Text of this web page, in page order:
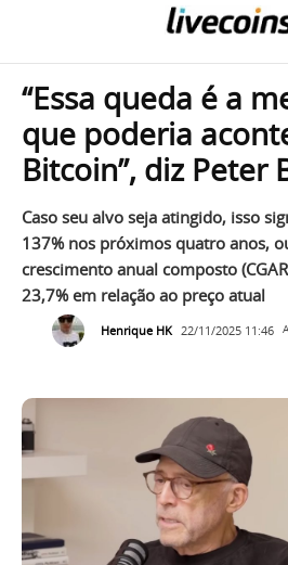
“Essa queda é a
que poderia
Bitcoin”, diz Peter
Caso seu alvo seja atingido, isso
137% nos próximos quatro anos,
crescimento anual composto
23,7% em relação ao preço atual
Henrique HK 22/11/2025 11:46